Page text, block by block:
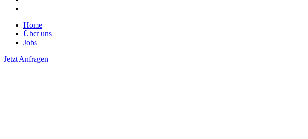
Home
Über uns
Jobs
Jetzt Anfragen